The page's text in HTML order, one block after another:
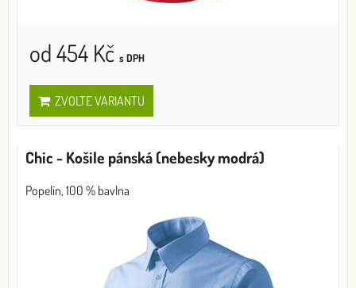
od 454 Kč s DPH
ZVOLTE VARIANTU
Chic - Košile pánská (nebesky modrá)
Popelín, 100 % bavlna